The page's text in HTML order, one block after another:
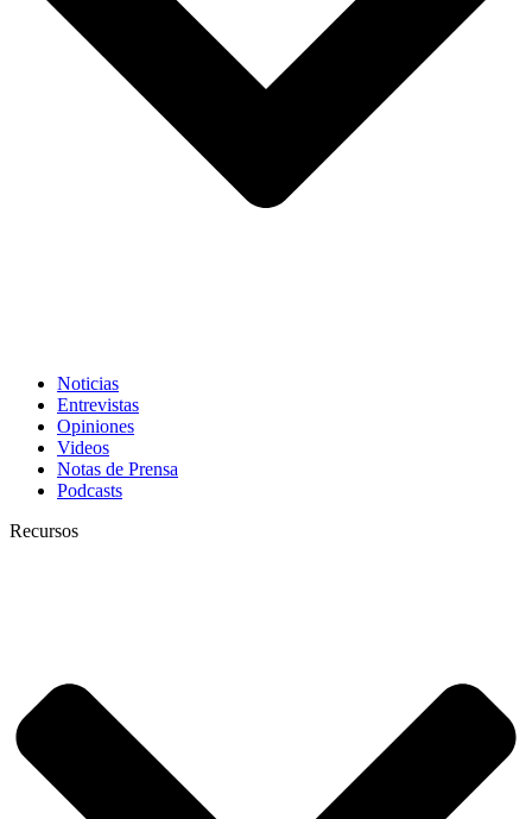
Noticias
Entrevistas
Opiniones
Videos
Notas de Prensa
Podcasts
Recursos